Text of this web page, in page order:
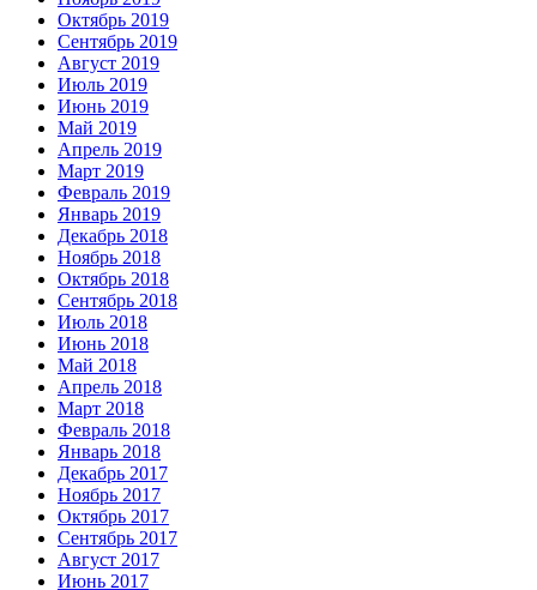
Октябрь 2019
Сентябрь 2019
Август 2019
Июль 2019
Июнь 2019
Май 2019
Апрель 2019
Март 2019
Февраль 2019
Январь 2019
Декабрь 2018
Ноябрь 2018
Октябрь 2018
Сентябрь 2018
Июль 2018
Июнь 2018
Май 2018
Апрель 2018
Март 2018
Февраль 2018
Январь 2018
Декабрь 2017
Ноябрь 2017
Октябрь 2017
Сентябрь 2017
Август 2017
Июнь 2017